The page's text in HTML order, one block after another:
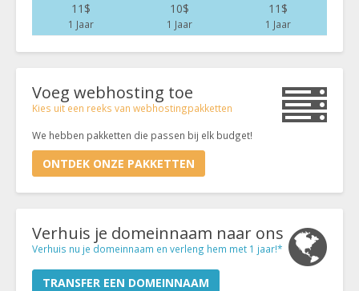
11$
1 Jaar
10$
1 Jaar
11$
1 Jaar
Voeg webhosting toe
Kies uit een reeks van webhostingpakketten
We hebben pakketten die passen bij elk budget!
ONTDEK ONZE PAKKETTEN
Verhuis je domeinnaam naar ons
Verhuis nu je domeinnaam en verleng hem met 1 jaar!*
TRANSFER EEN DOMEINNAAM